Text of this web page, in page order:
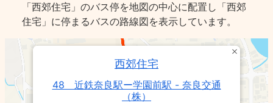
「西郊住宅」のバス停を地図の中心に配置し「西郊
住宅」に停まるバスの路線図を表示しています。
西郊住宅
48 近鉄奈良駅ー学園前駅 - 奈良交通
（株）